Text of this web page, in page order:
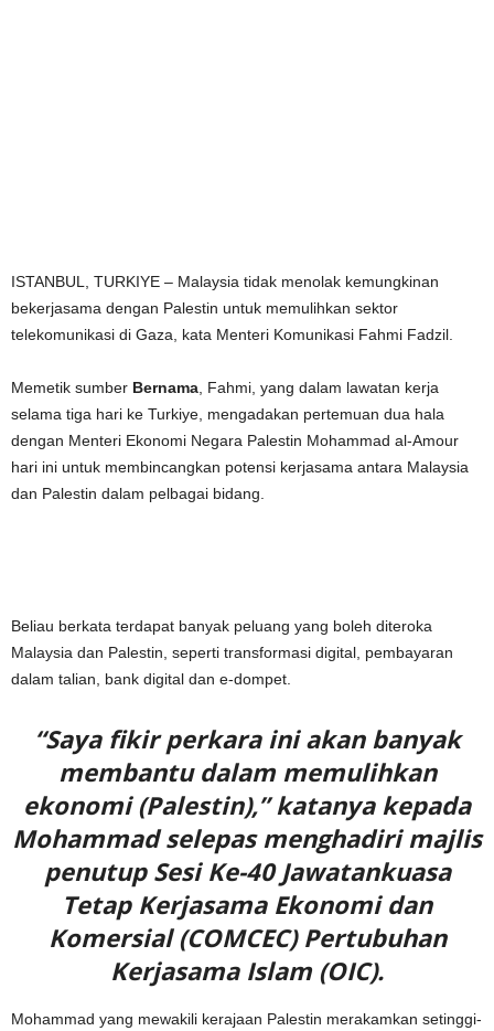
ISTANBUL, TURKIYE – Malaysia tidak menolak kemungkinan
bekerjasama dengan Palestin untuk memulihkan sektor
telekomunikasi di Gaza, kata Menteri Komunikasi Fahmi Fadzil.
Memetik sumber Bernama , Fahmi, yang dalam lawatan kerja
selama tiga hari ke Turkiye, mengadakan pertemuan dua hala
dengan Menteri Ekonomi Negara Palestin Mohammad al-Amour
hari ini untuk membincangkan potensi kerjasama antara Malaysia
dan Palestin dalam pelbagai bidang.
Beliau berkata terdapat banyak peluang yang boleh diteroka
Malaysia dan Palestin, seperti transformasi digital, pembayaran
dalam talian, bank digital dan e-dompet.
“Saya fikir perkara ini akan banyak
membantu dalam memulihkan
ekonomi (Palestin),” katanya kepada
Mohammad selepas menghadiri majlis
penutup Sesi Ke-40 Jawatankuasa
Tetap Kerjasama Ekonomi dan
Komersial (COMCEC) Pertubuhan
Kerjasama Islam (OIC).
Mohammad yang mewakili kerajaan Palestin merakamkan setinggi-